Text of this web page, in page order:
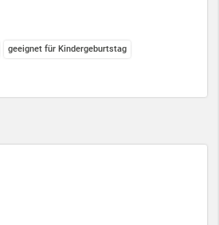
geeignet für Kindergeburtstag